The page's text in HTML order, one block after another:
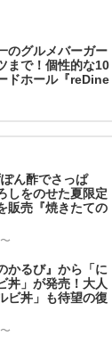
のグルメバーガー
まで！個性的な10
ドホール『reDine
ん酢でさっぱ
しをのせた夏限定
販売『焼きたての
かるび』から「に
丼」が発売！大人
ビ丼」も待望の復